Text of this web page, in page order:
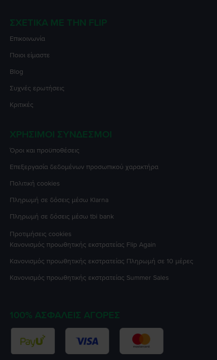
ΣΧΕΤΙΚΆ ΜΕ ΤΗΝ FLIP
Επικοινωνία
Ποιοι είμαστε
Blog
Συχνές ερωτήσεις
Κριτικές
ΧΡΉΣΙΜΟΙ ΣΎΝΔΕΣΜΟΙ
Όροι και προϋποθέσεις
Επεξεργασία δεδομένων προσωπικού χαρακτήρα
Πολιτική cookies
Πληρωμή σε δόσεις μέσω Klarna
Πληρωμή σε δόσεις μέσω tbi bank
Προτιμήσεις cookies
Κανονισμός προωθητικής εκστρατείας Flip Again
Κανονισμός προωθητικής εκστρατείας Πληρωμή σε 10 μέρες
Κανονισμός προωθητικής εκστρατείας Summer Sales
100% ΑΣΦΑΛΕΊΣ ΑΓΟΡΈΣ